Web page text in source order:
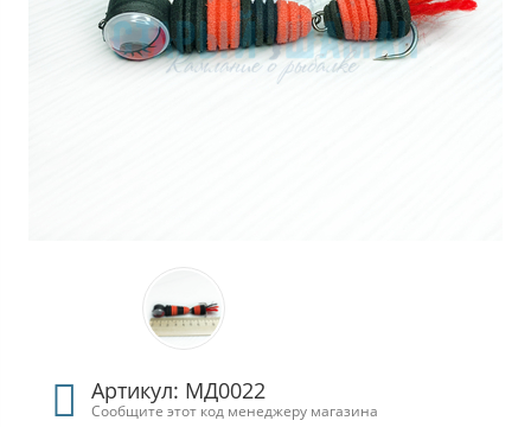
Артикул: МД0022
Сообщите этот код менеджеру магазина